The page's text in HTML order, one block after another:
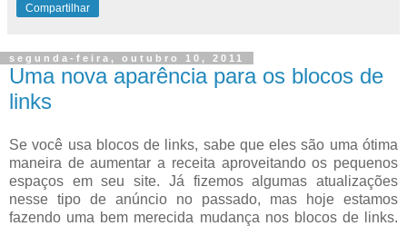
Compartilhar
segunda-feira, outubro 10, 2011
Uma nova aparência para os blocos de
links
Se você usa blocos de links, sabe que eles são uma ótima
maneira de aumentar a receita aproveitando os pequenos
espaços em seu site. Já fizemos algumas atualizações
nesse tipo de anúncio no passado, mas hoje estamos
fazendo uma bem merecida mudança nos blocos de links.